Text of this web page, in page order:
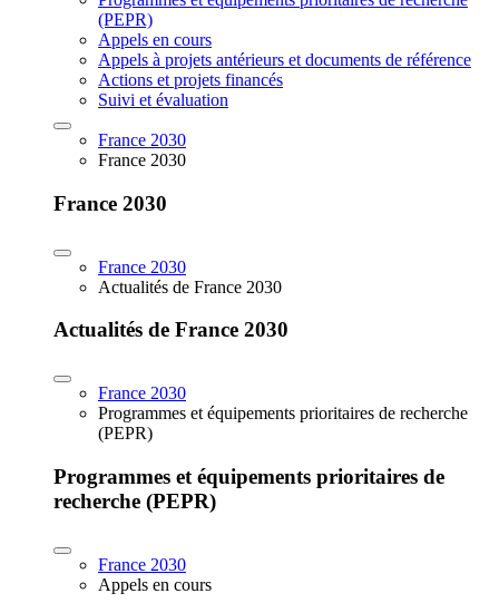
(PEPR)
Appels en cours
Appels à projets antérieurs et documents de référence
Actions et projets financés
Suivi et évaluation
France 2030
France 2030
France 2030
France 2030
Actualités de France 2030
Actualités de France 2030
France 2030
Programmes et équipements prioritaires de recherche
(PEPR)
Programmes et équipements prioritaires de
recherche (PEPR)
France 2030
Appels en cours